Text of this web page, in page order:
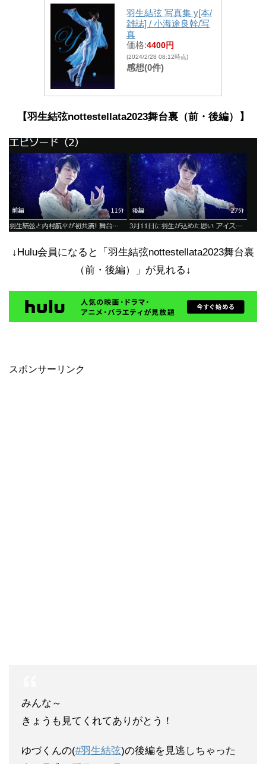
羽生結弦 写真集 y[本/
雑誌] / 小海途良幹/写
真
価格:4400円
(2024/2/28 08:12時点)
感想(0件)
【羽生結弦nottestellata2023舞台裏（前・後編） 】
↓Hulu会員になると「羽生結弦nottestellata2023舞台裏
（前・後編）」が見れる↓
スポンサーリンク
みんな～
きょうも見てくれてありがとう！
ゆづくんの(#羽生結弦)の後編を見逃しちゃった